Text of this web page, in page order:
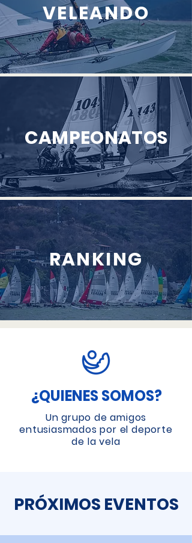
VELEANDO
CAMPEONATOS
RANKING
¿QUIENES SOMOS?
Un grupo de amigos
entusiasmados por el deporte
de la vela
PRÓXIMOS EVENTOS